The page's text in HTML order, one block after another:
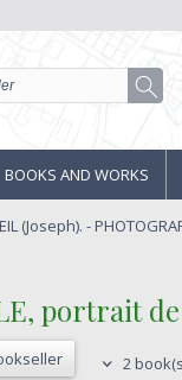
BOOKS AND WORKS
(Joseph). -
portrait
2